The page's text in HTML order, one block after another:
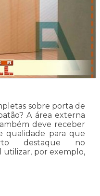
sobre porta de
A área externa
deve receber
qualidade para que
destaque no
utilizar, por exemplo,